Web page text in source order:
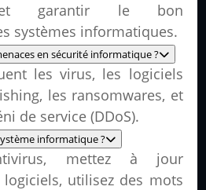
et garantir le bon
systèmes informatiques.
en sécurité informatique ?
les virus, les logiciels
les ransomwares, et
de service (DDoS).
informatique ?
mettez à jour
utilisez des mots